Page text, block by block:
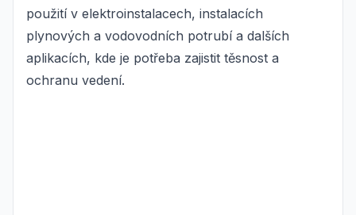
použití v elektroinstalacech, instalacích
plynových a vodovodních potrubí a dalších
aplikacích, kde je potřeba zajistit těsnost a
ochranu vedení.